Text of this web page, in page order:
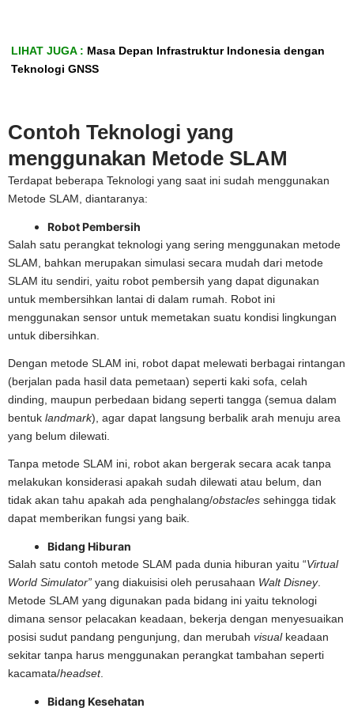
LIHAT JUGA : Masa Depan Infrastruktur Indonesia dengan
Teknologi GNSS
Contoh Teknologi yang
menggunakan Metode SLAM
Terdapat beberapa Teknologi yang saat ini sudah menggunakan
Metode SLAM, diantaranya:
Robot Pembersih
Salah satu perangkat teknologi yang sering menggunakan metode
SLAM, bahkan merupakan simulasi secara mudah dari metode
SLAM itu sendiri, yaitu robot pembersih yang dapat digunakan
untuk membersihkan lantai di dalam rumah. Robot ini
menggunakan sensor untuk memetakan suatu kondisi lingkungan
untuk dibersihkan.
Dengan metode SLAM ini, robot dapat melewati berbagai rintangan
(berjalan pada hasil data pemetaan) seperti kaki sofa, celah
dinding, maupun perbedaan bidang seperti tangga (semua dalam
bentuk landmark), agar dapat langsung berbalik arah menuju area
yang belum dilewati.
Tanpa metode SLAM ini, robot akan bergerak secara acak tanpa
melakukan konsiderasi apakah sudah dilewati atau belum, dan
tidak akan tahu apakah ada penghalang/obstacles sehingga tidak
dapat memberikan fungsi yang baik.
Bidang Hiburan
Salah satu contoh metode SLAM pada dunia hiburan yaitu “Virtual
World Simulator” yang diakuisisi oleh perusahaan Walt Disney.
Metode SLAM yang digunakan pada bidang ini yaitu teknologi
dimana sensor pelacakan keadaan, bekerja dengan menyesuaikan
posisi sudut pandang pengunjung, dan merubah visual keadaan
sekitar tanpa harus menggunakan perangkat tambahan seperti
kacamata/headset.
Bidang Kesehatan